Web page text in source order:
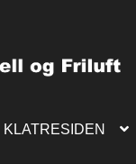
KLATRESIDEN